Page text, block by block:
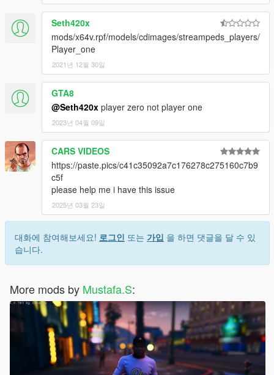
Seth420x
mods/x64v.rpf/models/cdimages/streampeds_players/
Player_one
2021년 12월 30일
GTA8
@Seth420x player zero not player one
2023년 04월 09일
CARS VIDEOS
https://paste.pics/c41c35092a7c176278c275160c7b9
c5f
please help me i have this issue
2025년 03월 23일
대화에 참여해보세요! 로그인 또는 가입 을 하면 댓글을 달 수 있
습니다.
More mods by Mustafa.S: